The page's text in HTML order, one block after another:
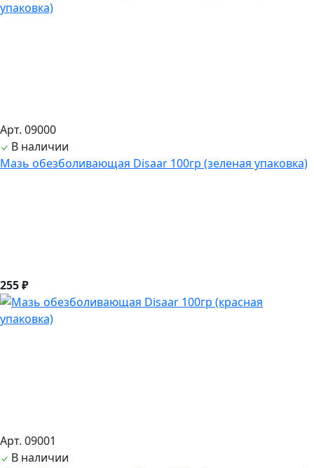
Арт. 09000
В наличии
Мазь обезболивающая Disaar 100гр (зеленая упаковка)
255 ₽
Арт. 09001
В наличии